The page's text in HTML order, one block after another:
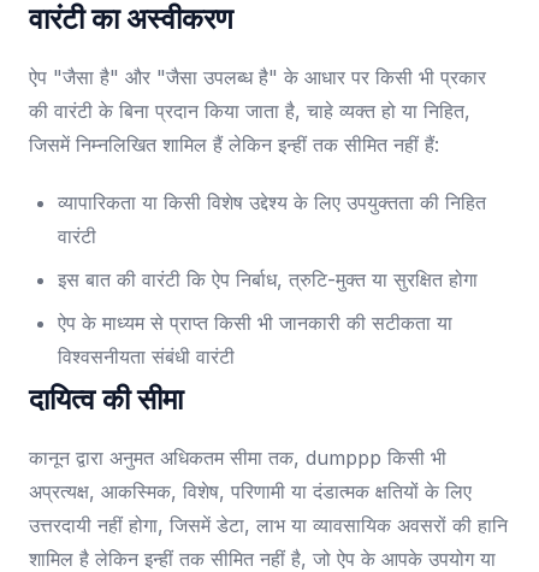
वारंटी का अस्वीकरण
ऐप "जैसा है" और "जैसा उपलब्ध है" के आधार पर किसी भी प्रकार
की वारंटी के बिना प्रदान किया जाता है, चाहे व्यक्त हो या निहित,
जिसमें निम्नलिखित शामिल हैं लेकिन इन्हीं तक सीमित नहीं हैं:
व्यापारिकता या किसी विशेष उद्देश्य के लिए उपयुक्तता की निहित
वारंटी
इस बात की वारंटी कि ऐप निर्बाध, त्रुटि-मुक्त या सुरक्षित होगा
ऐप के माध्यम से प्राप्त किसी भी जानकारी की सटीकता या
विश्वसनीयता संबंधी वारंटी
दायित्व की सीमा
कानून द्वारा अनुमत अधिकतम सीमा तक, dumppp किसी भी
अप्रत्यक्ष, आकस्मिक, विशेष, परिणामी या दंडात्मक क्षतियों के लिए
उत्तरदायी नहीं होगा, जिसमें डेटा, लाभ या व्यावसायिक अवसरों की हानि
शामिल है लेकिन इन्हीं तक सीमित नहीं है, जो ऐप के आपके उपयोग या